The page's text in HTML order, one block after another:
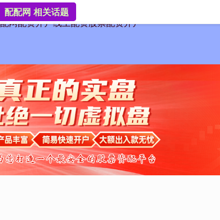
网配资开户线上配资股票配资开户
配配网 相关话题